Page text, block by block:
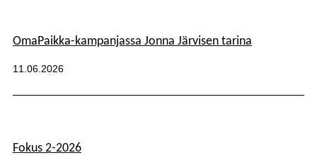
OmaPaikka-kampanjassa Jonna Järvisen tarina
Julkaistu:
11.06.2026
Kategoriat:
Fokus 2-2026